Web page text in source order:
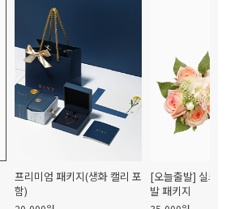
프리미엄 패키지(생화 캘리 포
함)
[오늘출발] 실크
발 패키지